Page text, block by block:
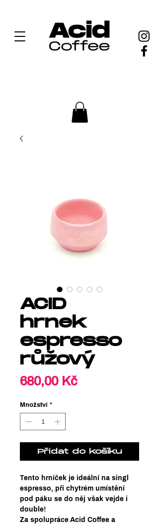
ACID
hrnek
espresso
růžový
680,00 KčCena
Množství *
Přidat do košíku
Tento hrníček je ideální na singl
espresso, při chytrém umístění
pod páku se do něj však vejde i
double!
Za spolupráce Acid Coffee a